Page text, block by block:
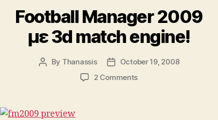
Football Manager 2009
με 3d match engine!
Post
By Thanassis
PostOctober 19, 2008
2 Commentson